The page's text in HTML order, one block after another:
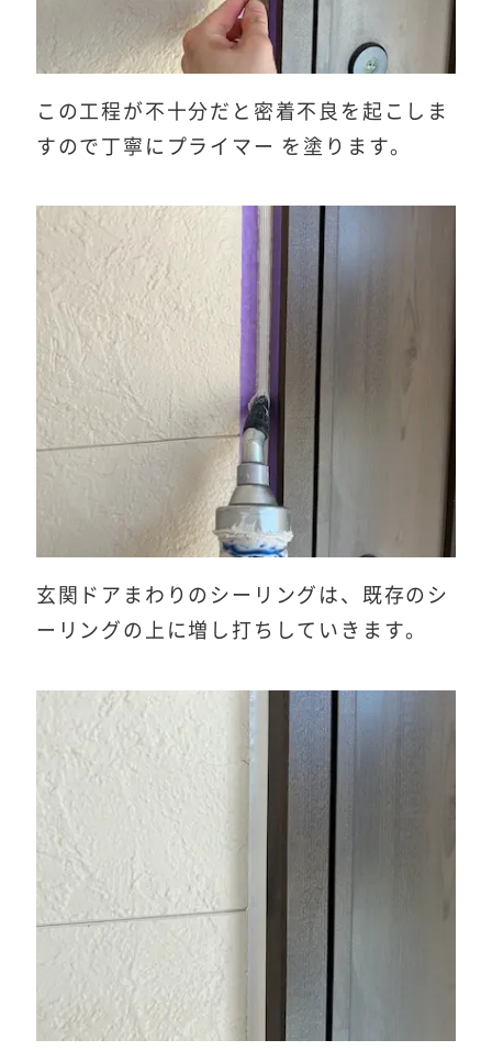
この工程が不十分だと密着不良を起こしま
すので丁寧にプライマー を塗ります。
玄関ドアまわりのシーリングは、既存のシ
ーリングの上に増し打ちしていきます。